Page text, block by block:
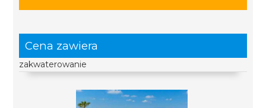
Cena zawiera
zakwaterowanie